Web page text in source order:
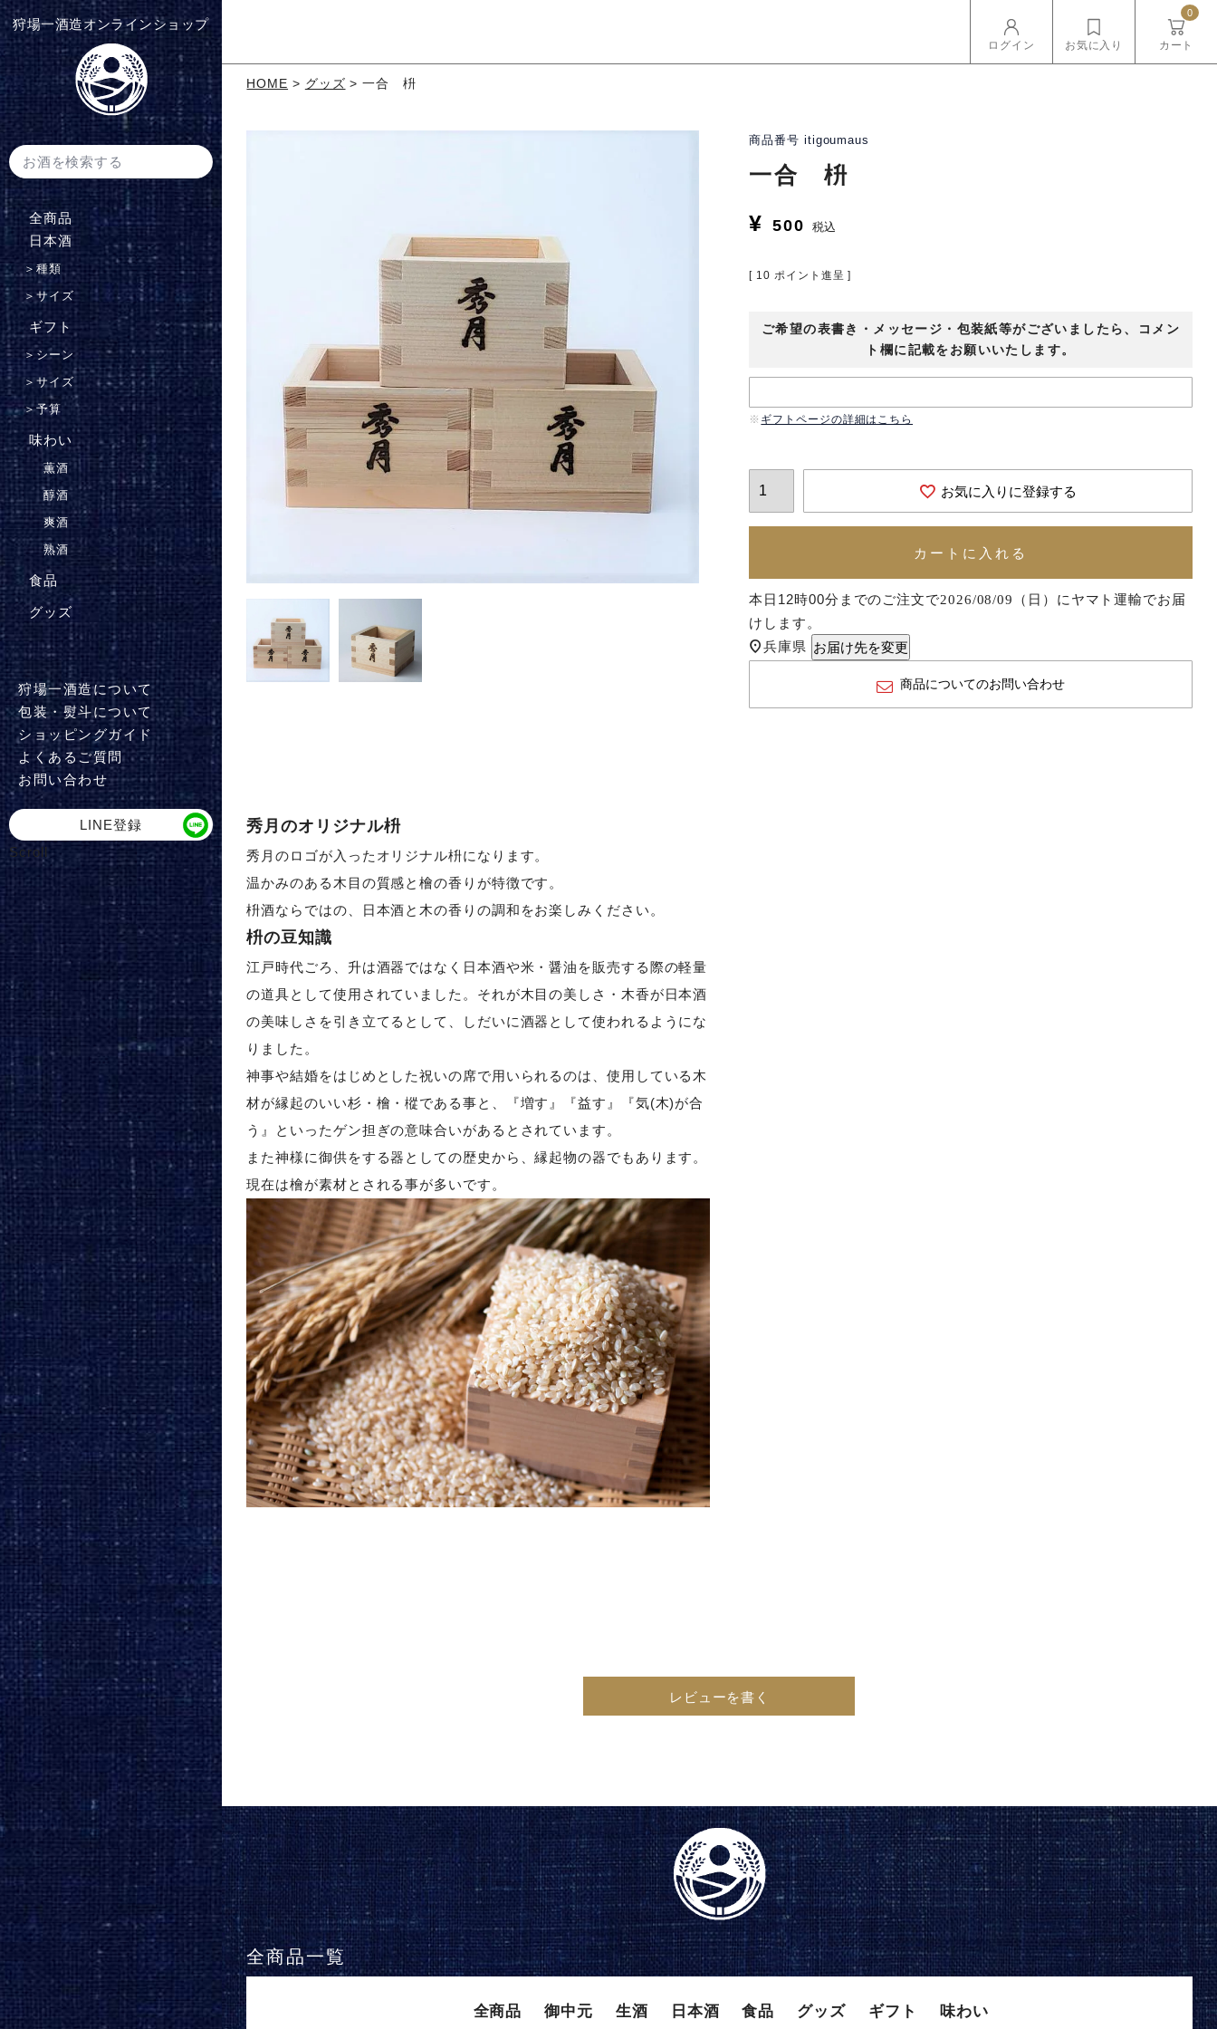
狩場一酒造オンラインショップ
全商品
⽇本酒
＞ 種類
＞ サイズ
ギフト
＞ シーン
＞サイズ
＞予算
味わい
薫酒
醇酒
爽酒
熟酒
食品
グッズ
狩場一酒造について
包装・熨斗について
ショッピングガイド
よくあるご質問
お問い合わせ
LINE登録
Scroll
ログイン お気に入り
0
カート
HOME グッズ 一合 枡
商品番号 itigoumaus
一合 枡
¥
500 税込
[ 10 ポイント進呈 ]
ご希望の表書き・メッセージ・包装紙等がございましたら、コメン
ト欄に記載をお願いいたします。
ギフトページの詳細はこちら
お気に入りに登録する
カートに入れる
本日 12時00分 までのご注文で2026/08/09（日） に ヤマト運輸でお届
けします。
兵庫県 お届け先を変更
商品についてのお問い合わせ
秀月のオリジナル枡
秀月のロゴが入ったオリジナル枡になります。
温かみのある木目の質感と檜の香りが特徴です。
枡酒ならではの、日本酒と木の香りの調和をお楽しみください。
枡の豆知識
江戸時代ごろ、升は酒器ではなく日本酒や米・醤油を販売する際の軽量
の道具として使用されていました。それが木目の美しさ・木香が日本酒
の美味しさを引き立てるとして、しだいに酒器として使われるようにな
りました。
神事や結婚をはじめとした祝いの席で用いられるのは、使用している木
材が縁起のいい杉・檜・樅である事と、『増す』『益す』『気(木)が合
う』といったゲン担ぎの意味合いがあるとされています。
また神様に御供をする器としての歴史から、縁起物の器でもあります。
現在は檜が素材とされる事が多いです。
レビューを書く
全商品一覧
全商品 ⾷品 グッズ
御中元 ⽣酒 ⽇本酒 ギフト 味わい